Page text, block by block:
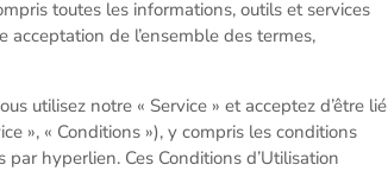
toutes les informations, outils et services
acceptation de l’ensemble des termes,
utilisez notre « Service » et acceptez d’être lié
», « Conditions »), y compris les conditions
hyperlien. Ces Conditions d’Utilisation